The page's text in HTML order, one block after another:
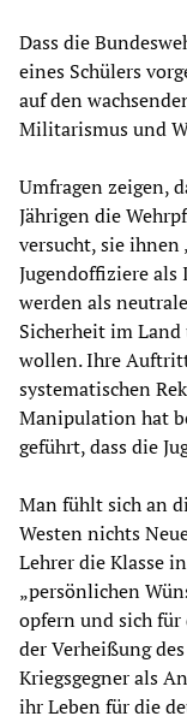
Dass die
eines Schülers
auf den
Militarismus und
Umfragen zeigen,
Jährigen die
versucht, sie ihnen
Jugendoffiziere
werden als
Sicherheit im
wollen. Ihre
systematischen
Manipulation hat
geführt, dass die
Man fühlt sich an
Westen nichts
Lehrer die Klasse
„persönlichen
opfern und sich
der Verheißung
Kriegsgegner als
ihr Leben für die